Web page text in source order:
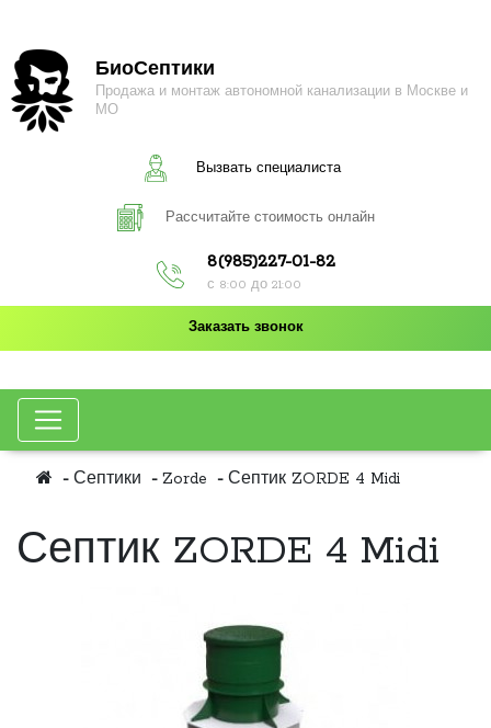
БиоСептики
Продажа и монтаж автономной канализации в Москве и
МО
Вызвать специалиста
Рассчитайте стоимость онлайн
8(985)227-01-82
с 8:00 до 21:00
Заказать звонок
Септики Zorde Септик ZORDE 4 Midi
Септик ZORDE 4 Midi